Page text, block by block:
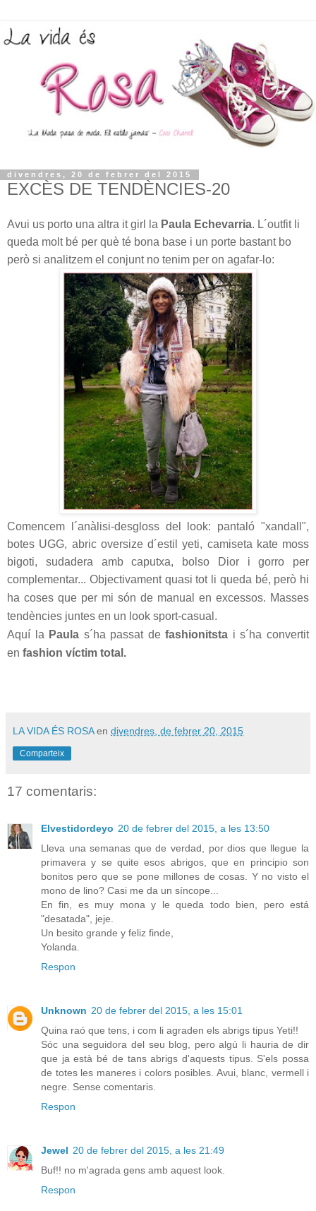
divendres, 20 de febrer del 2015
EXCÈS DE TENDÈNCIES-20
Avui us porto una altra it girl la Paula Echevarria. L´outfit li
queda molt bé per què té bona base i un porte bastant bo
però si analitzem el conjunt no tenim per on agafar-lo:
Comencem l´anàlisi-desgloss del look: pantaló "xandall",
botes UGG, abric oversize d´estil yeti, camiseta kate moss
bigoti, sudadera amb caputxa, bolso Dior i gorro per
complementar... Objectivament quasi tot li queda bé, però hi
ha coses que per mi són de manual en excessos. Masses
tendències juntes en un look sport-casual.
Aquí la Paula s´ha passat defashionitsta i s´ha convertit
en fashion víctim total.
LA VIDA ÉS ROSA en divendres, de febrer 20, 2015
Comparteix
17 comentaris:
Elvestidordeyo 20 de febrer del 2015, a les 13:50
Lleva una semanas que de verdad, por dios que llegue la
primavera y se quite esos abrigos, que en principio son
bonitos pero que se pone millones de cosas. Y no visto el
mono de lino? Casi me da un síncope...
En fin, es muy mona y le queda todo bien, pero está
"desatada", jeje.
Un besito grande y feliz finde,
Yolanda.
Respon
Unknown 20 de febrer del 2015, a les 15:01
Quina raó que tens, i com li agraden els abrigs tipus Yeti!!
Sóc una seguidora del seu blog, pero algú li hauria de dir
que ja està bé de tans abrigs d'aquests tipus. S'els possa
de totes les maneres i colors posibles. Avui, blanc, vermell i
negre. Sense comentaris.
Respon
Jewel 20 de febrer del 2015, a les 21:49
Buf!! no m'agrada gens amb aquest look.
Respon